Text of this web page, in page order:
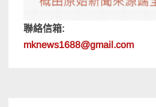
聯絡信箱:
mknews1688@gmail.com